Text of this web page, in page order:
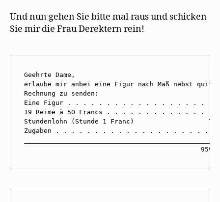
Und nun gehen Sie bitte mal raus und schicken
Sie mir die Frau Derektern rein!
Geehrte Dame,
erlaube mir anbei eine Figur nach Maß nebst
Rechnung zu senden:
Eine Figur . . . . . . . . . . . . . . . . . . . . .
19 Reime à 50 Francs . . . . . . . . . . . . . . .
Stundenlohn (Stunde 1 Franc)                   7
Zugaben . . . . . . . . . . . . . . . . . . . . 1
959